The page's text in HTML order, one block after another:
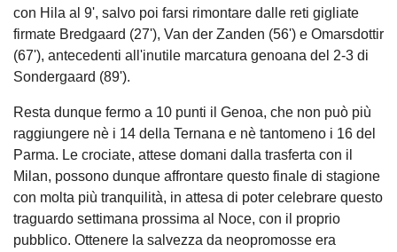
con Hila al 9', salvo poi farsi rimontare dalle reti gigliate
firmate Bredgaard (27'), Van der Zanden (56') e Omarsdottir
(67'), antecedenti all'inutile marcatura genoana del 2-3 di
Sondergaard (89').
Resta dunque fermo a 10 punti il Genoa, che non può più
raggiungere nè i 14 della Ternana e nè tantomeno i 16 del
Parma. Le crociate, attese domani dalla trasferta con il
Milan, possono dunque affrontare questo finale di stagione
con molta più tranquilità, in attesa di poter celebrare questo
traguardo settimana prossima al Noce, con il proprio
pubblico. Ottenere la salvezza da neopromosse era